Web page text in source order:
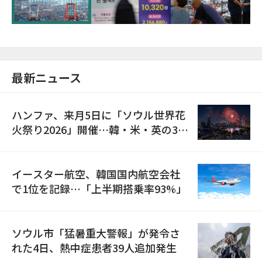
最新ニュース
ハンファ、来月5日に「ソウル世界花
火祭り2026」開催…韓・米・英の3カ
イースター航空、韓国国内航空会社
で1位を記録…「上半期搭乗率93%」
ソウル市「猛暑重大警報」が発令さ
れた4日、熱中症患者39人追加発生